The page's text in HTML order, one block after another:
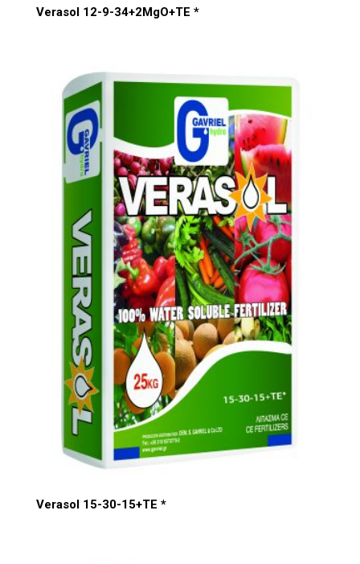
Verasol 12-9-34+2MgO+TE *
Verasol 15-30-15+TE *